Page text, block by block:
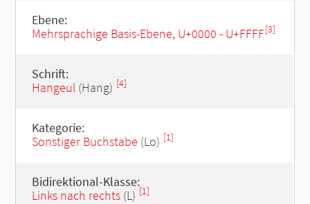
Ebene:
Mehrsprachige Basis-Ebene, U+0000 - U+FFFF[3]
Schrift:
Hangeul(Hang) [4]
Kategorie:
Sonstiger Buchstabe (Lo) [1]
Bidirektional-Klasse:
Links nach rechts(L) [1]